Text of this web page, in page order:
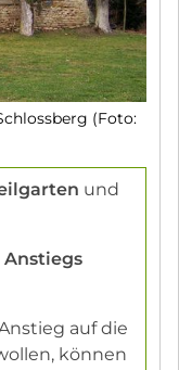
(Foto:
und
auf die
können